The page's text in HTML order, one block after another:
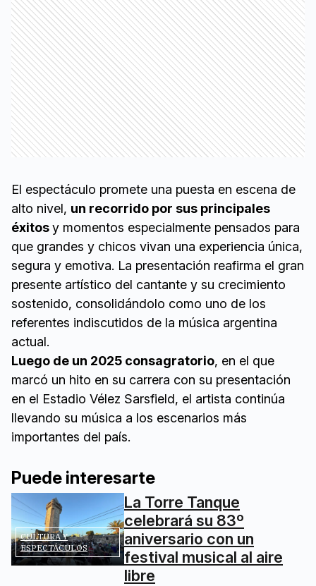
El espectáculo promete una puesta en escena de
alto nivel, un recorrido por sus principales
éxitosy momentos especialmente pensados para
que grandes y chicos vivan una experiencia única,
segura y emotiva. La presentación reafirma el gran
presente artístico del cantante y su crecimiento
sostenido, consolidándolo como uno de los
referentes indiscutidos de la música argentina
actual.
Luego de un 2025 consagratorio, en el que
marcó un hito en su carrera con su presentación
en el Estadio Vélez Sarsfield, el artista continúa
llevando su música a los escenarios más
importantes del país.
Puede interesarte
CULTURA Y
ESPECTÁCULOS
La Torre Tanque
celebrará su 83º
aniversario con un
festival musical al aire
libre